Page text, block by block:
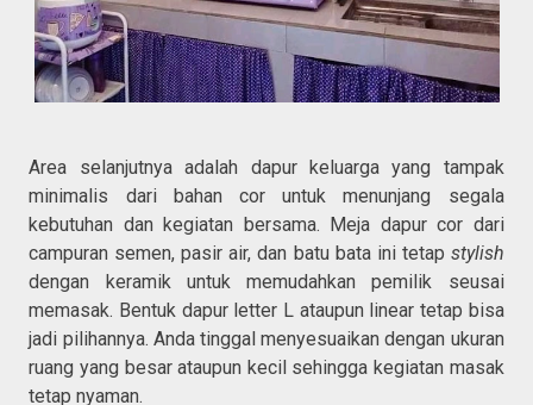
Area selanjutnya adalah dapur keluarga yang tampak
minimalis dari bahan cor untuk menunjang segala
kebutuhan dan kegiatan bersama. Meja dapur cor dari
campuran semen, pasir air, dan batu bata ini tetap stylish
dengan keramik untuk memudahkan pemilik seusai
memasak. Bentuk dapur letter L ataupun linear tetap bisa
jadi pilihannya. Anda tinggal menyesuaikan dengan ukuran
ruang yang besar ataupun kecil sehingga kegiatan masak
tetap nyaman.